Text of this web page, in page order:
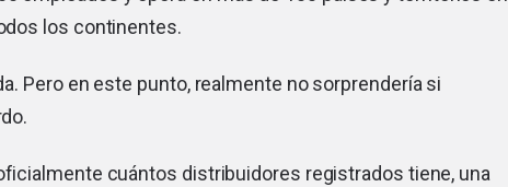
los continentes.
Pero en este punto, realmente no sorprendería si
cuántos distribuidores registrados tiene, una